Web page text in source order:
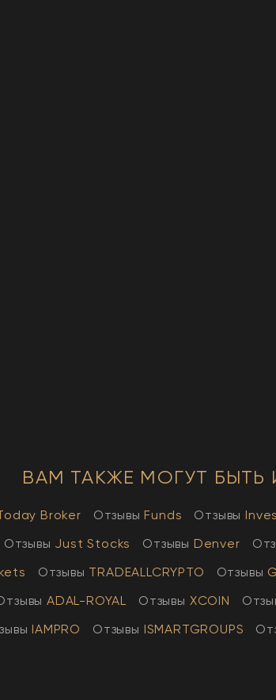
ВАМ ТАКЖЕ МОГУТ БЫТЬ
Broker Отзывы Funds Отзывы
Отзывы Just Stocks Отзывы Denver
Отзывы TRADEALLCRYPTO Отзывы
АDAL-ROYAL Отзывы XCOIN
IAMPRO Отзывы ISMARTGROUPS